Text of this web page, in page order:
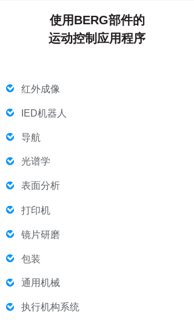
使用BERG部件的
运动控制应用程序
红外成像
IED机器人
导航
光谱学
表面分析
打印机
镜片研磨
包装
通用机械
执行机构系统